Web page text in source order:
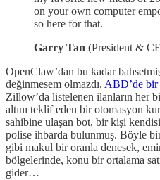
on your own computer
so here for that.
Garry Tan (President &
OpenClaw’dan bu kadar
değinmesem olmazdı. ABD’de bir
Zillow’da listelenen ilanların her
altını teklif eden bir otomasyon
sahibine ulaşan bot, bir kişi
polise ihbarda bulunmuş. Böyle
gibi makul bir oranla denesek,
bölgelerinde, konu bir ortalama
gider…